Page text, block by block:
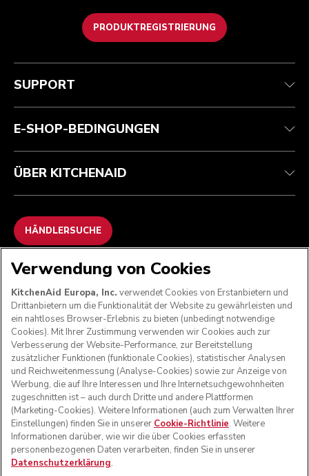
PRODUKTREGISTRIERUNG
Health Check
Verfolgen Sie Ihre Bestellung
Garantie und Dokumente
Häufig gestellte fragen
Teilnahmebedingungen
Rückgaben und Erstattungen
Impressum
ODR
Die Marke
Händlersuche
SUPPORT
E-SHOP-BEDINGUNGEN
ÜBER KITCHENAID
HÄNDLERSUCHE
WIR AKZEPTIEREN
FOLGEN SIE UNS
Verwendung von Cookies
KitchenAid Europa, Inc. verwendet Cookies von Erstanbietern und
Drittanbietern um die Funktionalität der Website zu gewährleisten und
ein nahtloses Browser-Erlebnis zu bieten (unbedingt notwendige
Cookies). Mit Ihrer Zustimmung verwenden wir Cookies auch zur
Verbesserung der Website-Performance, zur Bereitstellung
zusätzlicher Funktionen (funktionale Cookies), statistischer Analysen
und Reichweitenmessung (Analyse-Cookies) sowie zur Anzeige von
Werbung, die auf Ihre Interessen und Ihre Internetsuchgewohnheiten
zugeschnitten ist – auch durch Dritte und andere Plattformen
(Marketing-Cookies). Weitere Informationen (auch zum Verwalten Ihrer
Einstellungen) finden Sie in unserer Cookie-Richtlinie. Weitere
Informationen darüber, wie wir die über Cookies erfassten
personenbezogenen Daten verarbeiten, finden Sie in unserer
Datenschutzerklärung.